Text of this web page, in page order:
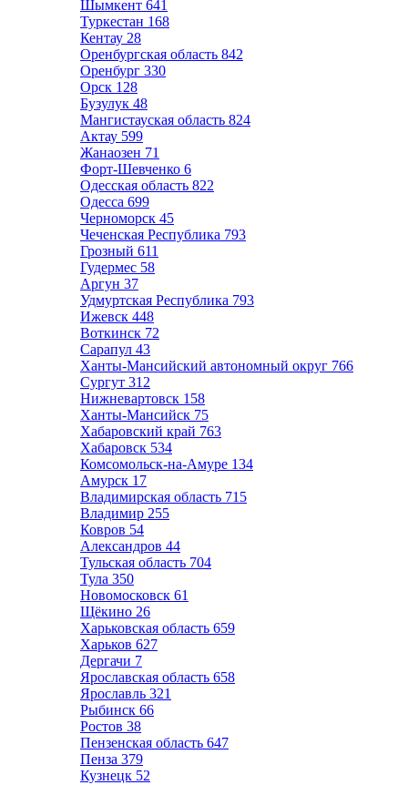
Шымкент 641
Туркестан 168
Кентау 28
Оренбургская область 842
Оренбург 330
Орск 128
Бузулук 48
Мангистауская область 824
Актау 599
Жанаозен 71
Форт-Шевченко 6
Одесская область 822
Одесса 699
Черноморск 45
Чеченская Республика 793
Грозный 611
Гудермес 58
Аргун 37
Удмуртская Республика 793
Ижевск 448
Воткинск 72
Сарапул 43
Ханты-Мансийский автономный округ 766
Сургут 312
Нижневартовск 158
Ханты-Мансийск 75
Хабаровский край 763
Хабаровск 534
Комсомольск-на-Амуре 134
Амурск 17
Владимирская область 715
Владимир 255
Ковров 54
Александров 44
Тульская область 704
Тула 350
Новомосковск 61
Щёкино 26
Харьковская область 659
Харьков 627
Дергачи 7
Ярославская область 658
Ярославль 321
Рыбинск 66
Ростов 38
Пензенская область 647
Пенза 379
Кузнецк 52